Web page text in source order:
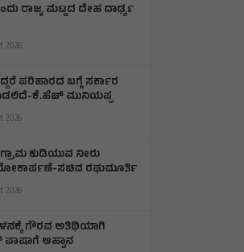
ರಾಜ್ಯ ಮಟ್ಟದ ದೇಹ ದಾರ್ಢ್ಯ
2026
ಪರಿಹಾರದ ಬಗ್ಗೆ ಸರ್ಕಾರ
ಕೆ.ಹೆಚ್ ಮುನಿಯಪ್ಪ
2026
ಕುಡಿಯುವ ನೀರು
ಸಚಿವ ರಘುಮೂರ್ತಿ
2026
ಗೌರವ ಅತಿಥಿಯಾಗಿ
ಆಹ್ವಾನ